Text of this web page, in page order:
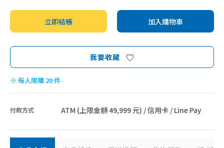
立即結帳 加入購物車
我要收藏
※ 每人限購 20 件
付款方式 ATM (上限金額 49,999 元) / 信用卡 / Line Pay